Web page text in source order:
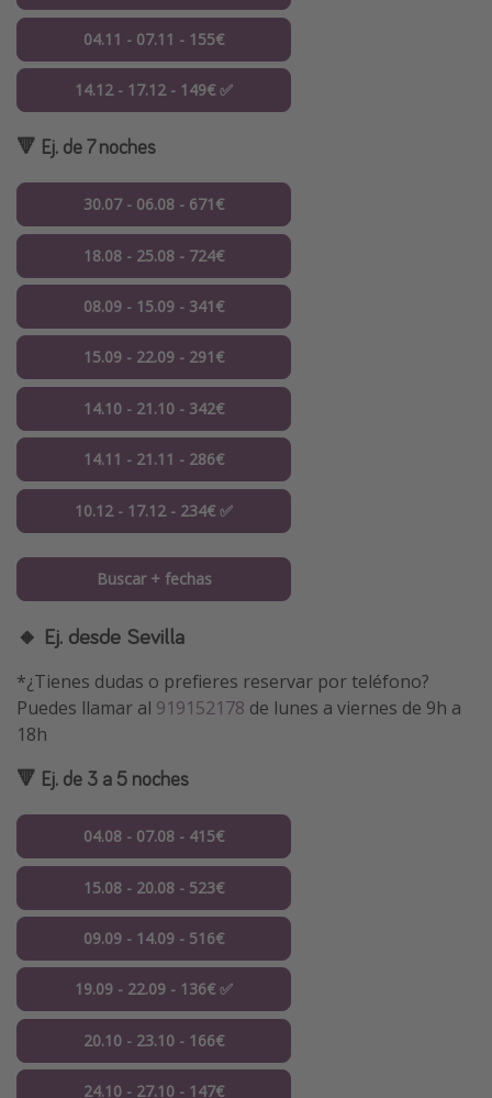
04.11 - 07.11 - 155€
14.12 - 17.12 - 149€ ✅
🔻 Ej. de 7 noches
30.07 - 06.08 - 671€
18.08 - 25.08 - 724€
08.09 - 15.09 - 341€
15.09 - 22.09 - 291€
14.10 - 21.10 - 342€
14.11 - 21.11 - 286€
10.12 - 17.12 - 234€ ✅
Buscar + fechas
🔸 Ej. desde Sevilla
*¿Tienes dudas o prefieres reservar por teléfono?
Puedes llamar al 919152178 de lunes a viernes de 9h a
18h
🔻 Ej. de 3 a 5 noches
04.08 - 07.08 - 415€
15.08 - 20.08 - 523€
09.09 - 14.09 - 516€
19.09 - 22.09 - 136€ ✅
20.10 - 23.10 - 166€
24.10 - 27.10 - 147€